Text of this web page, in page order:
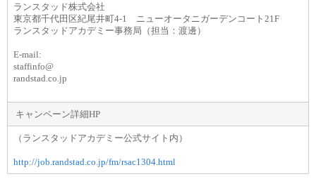
ランスタッド株式会社
東京都千代田区紀尾井町4-1 ニューオータニガーデンコート21F
ランスタッドアカデミー事務局（担当：渡邊）
E-mail:
staffinfo@
randstad.co.jp
キャンペーン詳細HP
（ランスタッドアカデミー公式サイト内）
http://job.randstad.co.jp/fm/rsac1304.html